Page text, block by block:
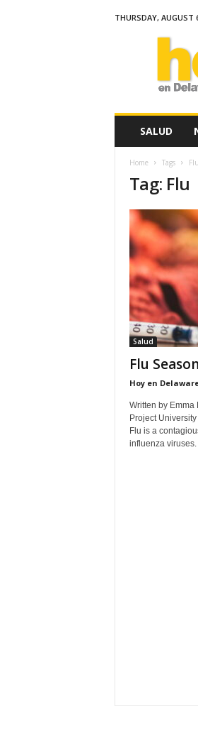
THURSDAY, AUGUST
SALUD
Home Tags Flu
Tag: Flu
Salud
Flu
Hoy en
Written by Emma
Project
Flu is a
influenza viruses.